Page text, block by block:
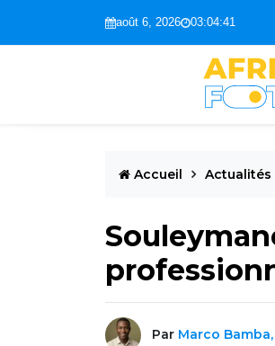
août 6, 2026 03:04:42
Accueil Actualités
Par Marco Bamba,